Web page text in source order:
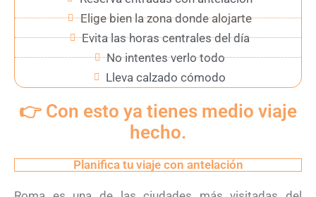
Elige bien la zona donde alojarte
Evita las horas centrales del día
No intentes verlo todo
Lleva calzado cómodo
👉 Con esto ya tienes medio viaje
hecho.
Planifica tu viaje con antelación